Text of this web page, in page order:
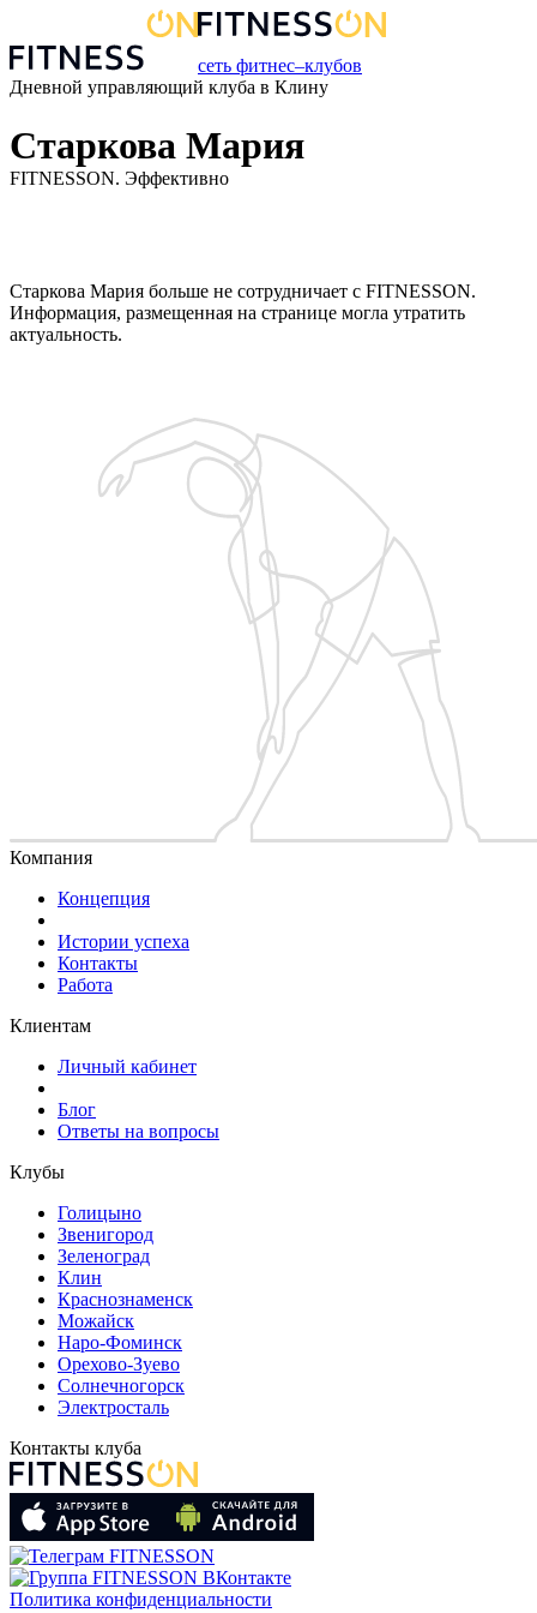
сеть фитнес–клубов
Дневной управляющий клуба в Клину
Старкова Мария
FITNESSON. Эффективно
Старкова Мария больше не сотрудничает с FITNESSON.
Информация, размещенная на странице могла утратить
актуальность.
Компания
Концепция
Истории успеха
Контакты
Работа
Клиентам
Личный кабинет
Блог
Ответы на вопросы
Клубы
Голицыно
Звенигород
Зеленоград
Клин
Краснознаменск
Можайск
Наро-Фоминск
Орехово-Зуево
Солнечногорск
Электросталь
Контакты клуба
Политика конфиденциальности